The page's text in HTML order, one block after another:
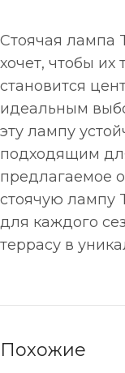
Стоячая лампа
хочет, чтобы
становится
идеальным
эту лампу
подходящим
предлагаемое
стоячую лампу
для каждого
террасу в
Похожие